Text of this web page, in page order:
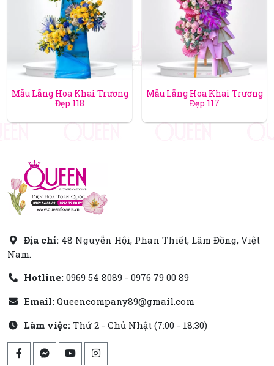
Mẫu Lẵng Hoa Khai Trương
Đẹp 118
Mẫu Lẵng Hoa Khai Trương
Đẹp 117
Địa chỉ: 48 Nguyễn Hội, Phan Thiết, Lâm Đồng, Việt
Nam.
Hotline: 0969 54 8089 - 0976 79 00 89
Email: Queencompany89@gmail.com
Làm việc: Thứ 2 - Chủ Nhật (7:00 - 18:30)